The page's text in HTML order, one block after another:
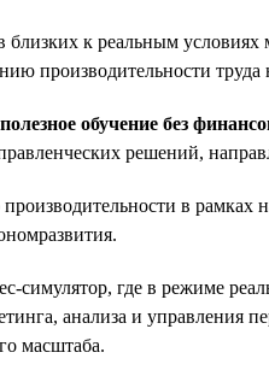
к реальным
производительности труда
обучение без
решений,
в рамках
симулятор, где в режиме
анализа и
масштаба.